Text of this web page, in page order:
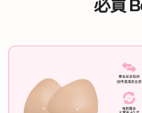
必買